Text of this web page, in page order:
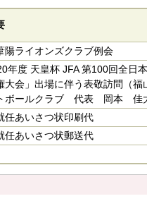
陽ライオンズクラブ例会
年度 天皇杯 JFA 第100回全日
大会」出場に伴う表敬訪問（福
ボールクラブ 代表 岡本 佳
任あいさつ状印刷代
任あいさつ状郵送代